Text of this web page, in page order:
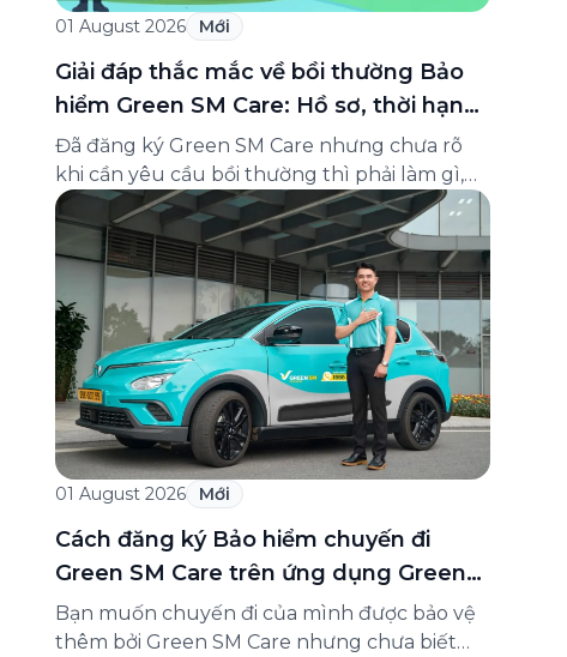
01 August 2026 Mới
Giải đáp thắc mắc về bồi thường Bảo
hiểm Green SM Care: Hồ sơ, thời hạn
và cách liên hệ hỗ trợ
Đã đăng ký Green SM Care nhưng chưa rõ
khi cần yêu cầu bồi thường thì phải làm gì,
hồ sơ ra sao, hay giấy chứng nhận bảo hiểm
tìm ở đâu? Bài viết này tổng hợp đầy đủ các
câu hỏi thường gặp nhất về quy trình bồi
thường và hỗ trợ của Green […]
01 August 2026 Mới
Cách đăng ký Bảo hiểm chuyến đi
Green SM Care trên ứng dụng Green
SM
Bạn muốn chuyến đi của mình được bảo vệ
thêm bởi Green SM Care nhưng chưa biết